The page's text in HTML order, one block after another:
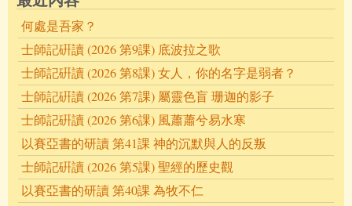
何處是吾家？
士師記硏讀 (2026 第9課) 底波拉之歌
士師記硏讀 (2026 第8課) 女人，你的名字是弱者？
士師記硏讀 (2026 第7課) 屬靈色盲 珊迦的影子
士師記硏讀 (2026 第6課) 風蕭蕭兮易水寒
以賽亞書的研讀 第41課 神的沉默與人的反叛
士師記硏讀 (2026 第5課) 聖經的歷史觀
以賽亞書的研讀 第40課 為牧不仁